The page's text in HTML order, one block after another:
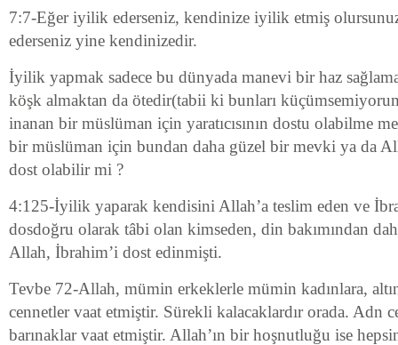
7:7-Eğer iyilik ederseniz, kendinize iyilik etmiş
ederseniz yine kendinizedir.
İyilik yapmak sadece bu dünyada manevi bir haz
köşk almaktan da ötedir(tabii ki bunları
inanan bir müslüman için yaratıcısının dostu olabilme
bir müslüman için bundan daha güzel bir mevki ya da
dost olabilir mi ?
4:125-İyilik yaparak kendisini Allah’a teslim eden ve
dosdoğru olarak tâbi olan kimseden, din bakımından
Allah, İbrahim’i dost edinmişti.
Tevbe 72-Allah, mümin erkeklerle mümin kadınlara,
cennetler vaat etmiştir. Sürekli kalacaklardır orada. Adn
barınaklar vaat etmiştir. Allah’ın bir hoşnutluğu ise